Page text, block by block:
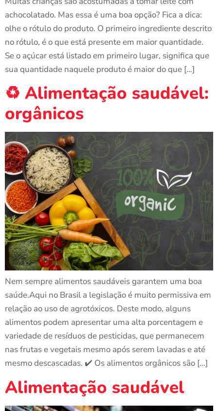
achocolatado. Mas essa é uma boa opção? Fica a dica:
olhe o rótulo do produto. O primeiro ingrediente descrito
no rótulo, é o que está presente em maior quantidade.
Se o açúcar está listado em primeiro lugar, significa que
sua quantidade naquele produto é maior do que […]
♻️ Alimentação saudável:
orgânicos
Nem sempre alimentos saudáveis garantem uma boa
saúde.Aqui no Brasil a legislação é muito permissiva em
relação ao uso de agrotóxicos. Deste modo, alguns
alimentos podem apresentar uma alta porcentagem e
variedade de resíduos de pesticidas, que permanecem
nas frutas e vegetais mesmo após serem lavadas e até
mesmo descascadas. ✔️ Os alimentos orgânicos são […]
Alimentação saudável